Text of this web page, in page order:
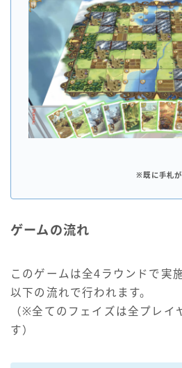
※既に手札が
ゲームの流れ
このゲームは全4ラウンドで実
以下の流れで行われます。
（※全てのフェイズは全プレイ
す）